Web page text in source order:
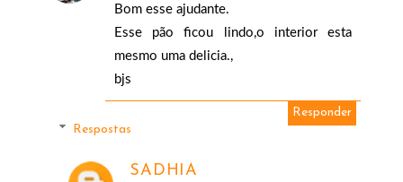
Bom esse ajudante.
Esse pão ficou lindo,o interior esta
mesmo uma delicia.,
bjs
Responder
Respostas
SADHIA